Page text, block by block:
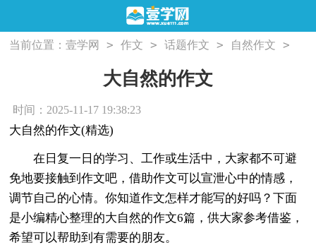
当前位置：壹学网 > 作文 > 话题作文 > 自然作文 >
大自然的作文
时间：2025-11-17 19:38:23
大自然的作文(精选)
在日复一日的学习、工作或生活中，大家都不可避
免地要接触到作文吧，借助作文可以宣泄心中的情感，
调节自己的心情。你知道作文怎样才能写的好吗？下面
是小编精心整理的大自然的作文6篇，供大家参考借鉴，
希望可以帮助到有需要的朋友。